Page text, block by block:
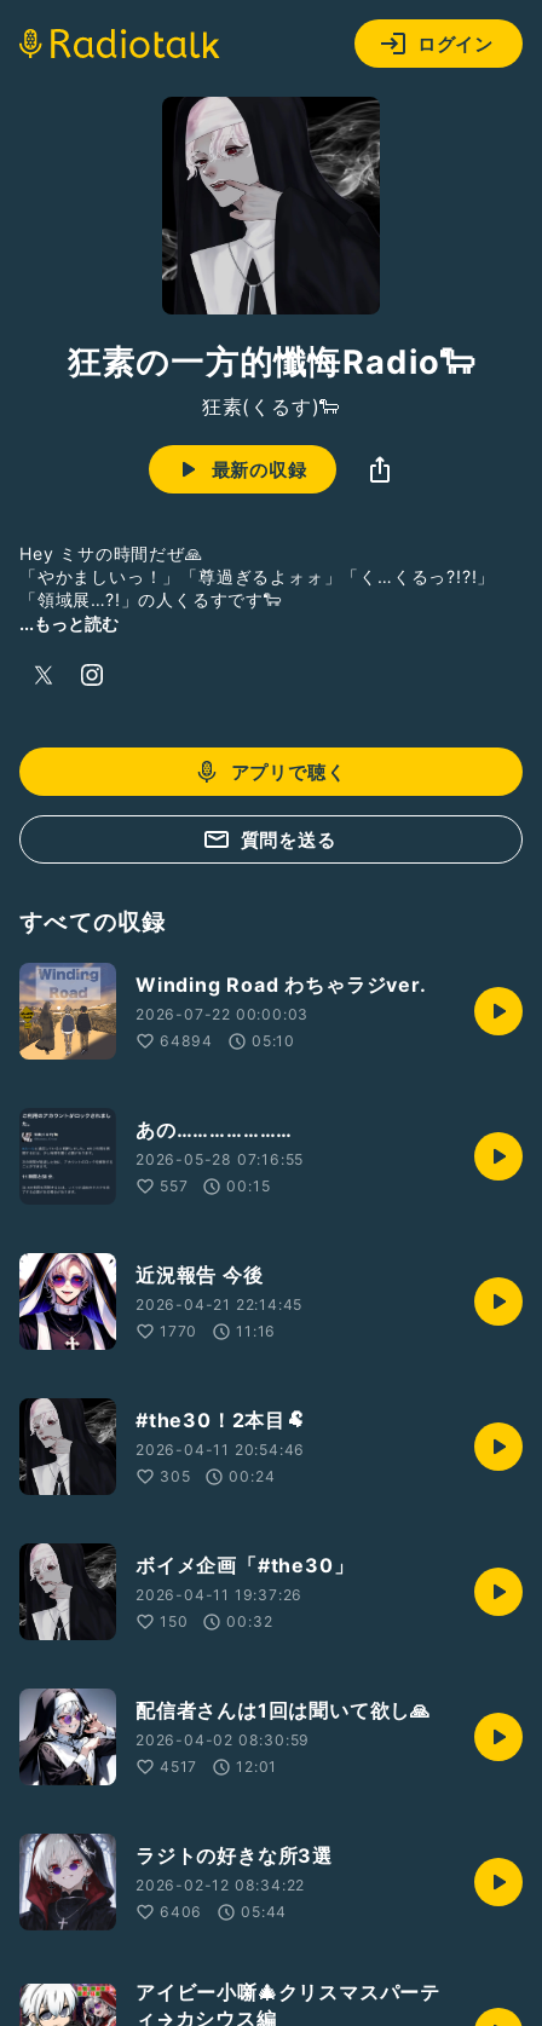
ログイン
狂素の一方的懺悔Radio🐑
狂素(くるす)🐑
最新の収録
Hey ミサの時間だぜ🙏
「やかましいっ！」「尊過ぎるよォォ」「く…くるっ?!?!」
「領域展…?!」の人くるすです🐑
10/19→トークの日1位🥇＋全ユーザー初の
オリギフチケット2000枚収集達成🎫
2024/1/19→トークの日1位🥇
2/29→期間限定ギフト「尊過ぎるよォォ」実装
10/9→超トークの日優勝✨🏆
2025/1/19→DXギフト「領域展…?!」実装
5/20 公式バッヂ剥奪💔
6月 ラジオトーク広告出演決定‼️
9月末 初代ゲリラ王 就任⚡️
11月半ば 初代塾王 就任✏️
2026年4月 卵王(たまごキング略してたまキン) 就任🥚
NEXT…
...もっと読む
アプリで聴く
質問を送る
すべての収録
Winding Road わちゃラジver.
2026-07-22 00:00:03
64894
05:10
あの…………………
2026-05-28 07:16:55
557
00:15
近況報告 今後
2026-04-21 22:14:45
1770
11:16
#the30！2本目🐏
2026-04-11 20:54:46
305
00:24
ボイメ企画「#the30」
2026-04-11 19:37:26
150
00:32
配信者さんは1回は聞いて欲し🙏
2026-04-02 08:30:59
4517
12:01
ラジトの好きな所3選
2026-02-12 08:34:22
6406
05:44
アイビー小噺🎄クリスマスパーテ
ィ→カシウス編